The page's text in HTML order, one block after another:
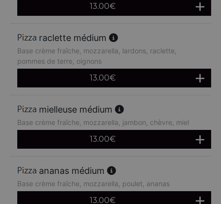
13.00€
raclette médium
Base crème fraîche, mozzarella, lardons, raclette,
pommes de terre, oignons
13.00€
mielleuse médium
Base crème fraîche, mozzarella, jambon, chèvre, miel
13.00€
ananas médium
Base crème fraîche, mozzarella, poulet, ananas
13.00€